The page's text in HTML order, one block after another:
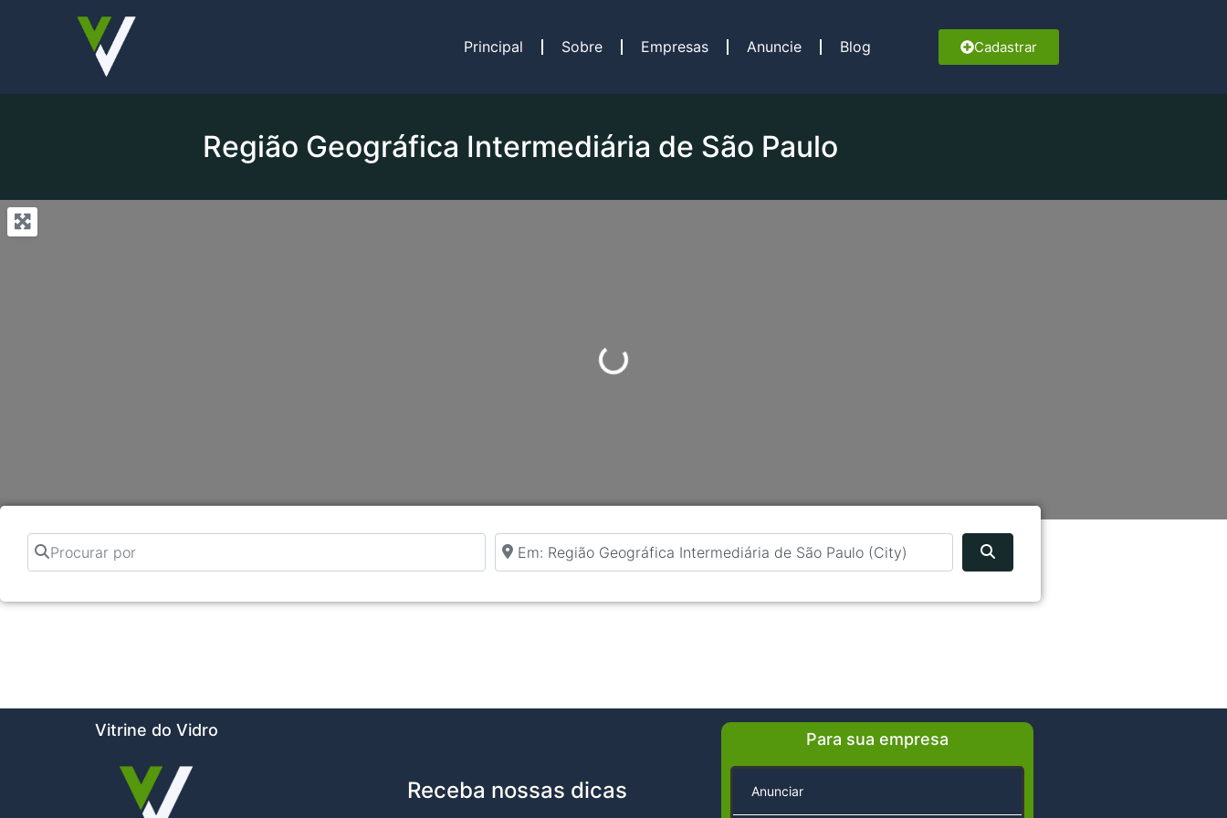
Principal Sobre Empresas Anuncie Blog Cadastrar
Região Geográfica Intermediária de São Paulo
Carregando...
Procurar por Perto de
Vitrine do Vidro
Receba nossas dicas
Para sua empresa
Anunciar